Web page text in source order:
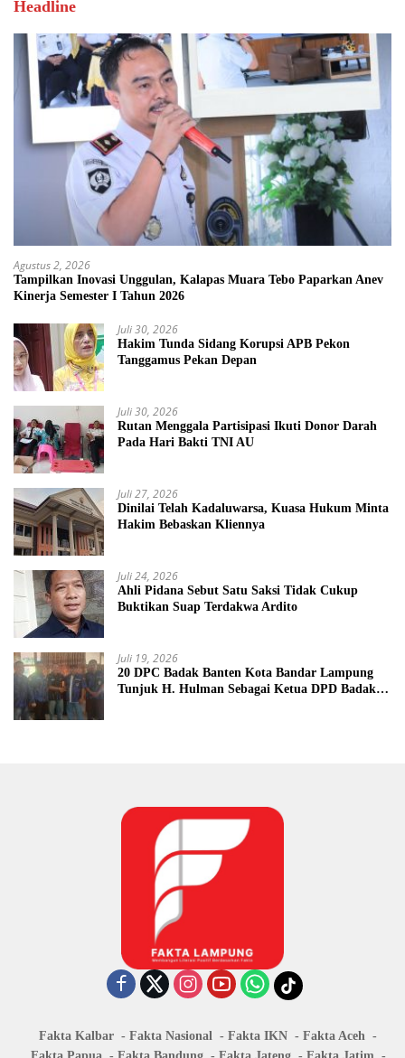
Headline
Agustus 2, 2026
Tampilkan Inovasi Unggulan, Kalapas Muara Tebo Paparkan Anev
Kinerja Semester I Tahun 2026
Juli 30, 2026
Hakim Tunda Sidang Korupsi APB Pekon
Tanggamus Pekan Depan
Juli 30, 2026
Rutan Menggala Partisipasi Ikuti Donor Darah
Pada Hari Bakti TNI AU
Juli 27, 2026
Dinilai Telah Kadaluwarsa, Kuasa Hukum Minta
Hakim Bebaskan Kliennya
Juli 24, 2026
Ahli Pidana Sebut Satu Saksi Tidak Cukup
Buktikan Suap Terdakwa Ardito
Juli 19, 2026
20 DPC Badak Banten Kota Bandar Lampung
Tunjuk H. Hulman Sebagai Ketua DPD Badak
Fakta Kalbar Fakta Nasional Fakta IKN
Fakta Aceh